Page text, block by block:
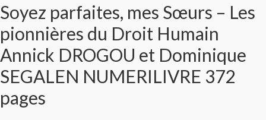
Soyez parfaites, mes Sœurs – Les
pionnières du Droit Humain
Annick DROGOU et Dominique
SEGALEN NUMERILIVRE 372
pages